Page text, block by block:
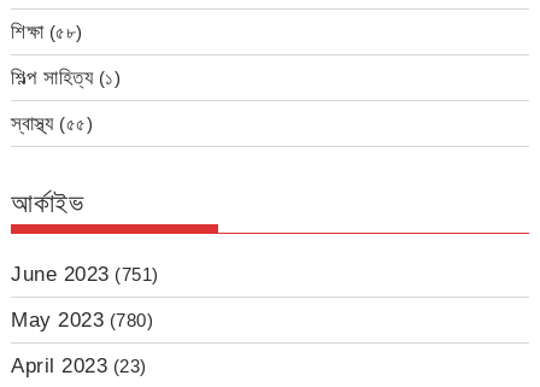
শিক্ষা(৫৮)
শিল্প সাহিত্য(১)
স্বাস্থ্য(৫৫)
আর্কাইভ
June 2023 (751)
May 2023 (780)
April 2023 (23)